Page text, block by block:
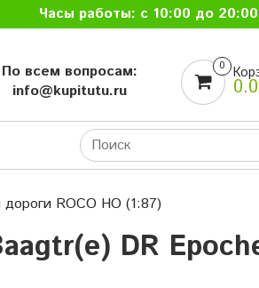
Часы работы: с 10:00 до
По всем вопросам:
info@kupitutu.ru
0
ROCO HO (1:87)
DR